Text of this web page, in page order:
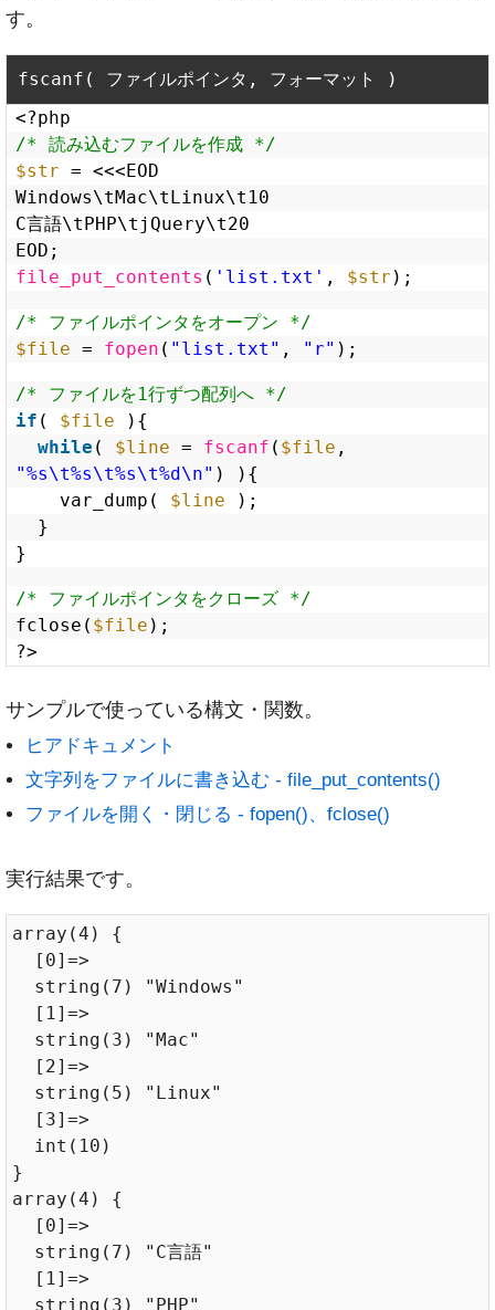
す。
<?php
/* 読み込むファイルを作成 */
$str = <<<EOD
Windows\tMac\tLinux\t10
C言語\tPHP\tjQuery\t20
EOD;
file_put_contents ( 'list.txt' , $str );
/* ファイルポインタをオープン */
$file = fopen ( "list.txt" , "r" );
/* ファイルを1行ずつ配列へ */
if ( $file
){
while ( $line = fscanf ( $file
"%s\t%s\t%s\t%d\n" ) ){
var_dump( $line
);
}
}
/* ファイルポインタをクローズ */
fclose( $file );
?>
サンプルで使っている構文・関数。
ヒアドキュメント
文字列をファイルに書き込む - file_put_contents()
ファイルを開く・閉じる - fopen()、fclose()
実行結果です。
array(4) {
}
array(4) {